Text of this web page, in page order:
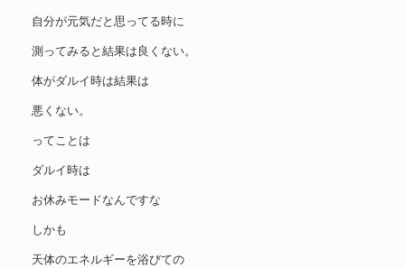
自分が元気だと思ってる時に
測ってみると結果は良くない。
体がダルイ時は結果は
悪くない。
ってことは
ダルイ時は
お休みモードなんですな
しかも
天体のエネルギーを浴びての